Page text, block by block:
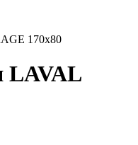
170x80
LAVAL